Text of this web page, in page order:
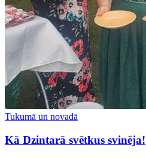
Tukumā un novadā
Kā Dzintarā svētkus svinēja!